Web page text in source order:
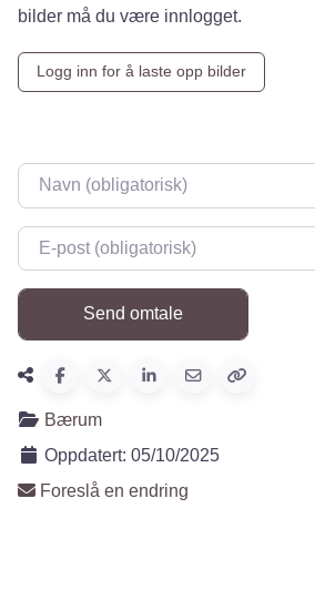
bilder må du være innlogget.
Logg inn for å laste opp bilder
Navn
E-post
Bærum
Oppdatert: 05/10/2025
Foreslå en endring